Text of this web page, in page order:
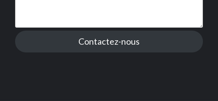
Contactez-nous